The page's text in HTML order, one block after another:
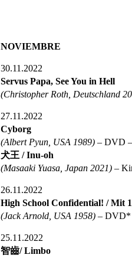
NOVIEMBRE
30.11.2022
Servus Papa, See You in Hell
(Christopher Roth, Deutschland
27.11.2022
Cyborg
(Albert Pyun, USA 1989) – DVD
犬王 / Inu-oh
(Masaaki Yuasa, Japan 2021) –
26.11.2022
High School Confidential! / Mit
(Jack Arnold, USA 1958) – DVD*
25.11.2022
智齒/ Limbo